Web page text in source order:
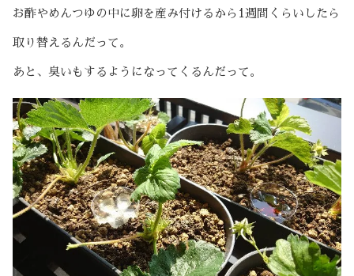
お酢やめんつゆの中に卵を産み付けるから1週間くらいしたら
取り替えるんだって。
あと、臭いもするようになってくるんだって。